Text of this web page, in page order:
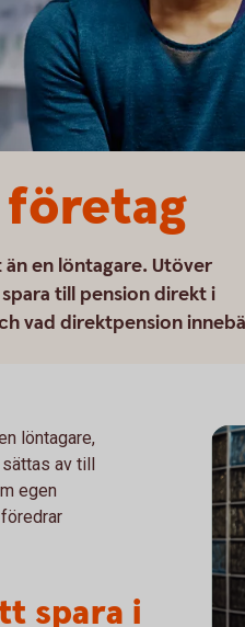
en löntagare. Utöver
till pension direkt i
vad direktpension
löntagare,
sättas av till
egen
spara i